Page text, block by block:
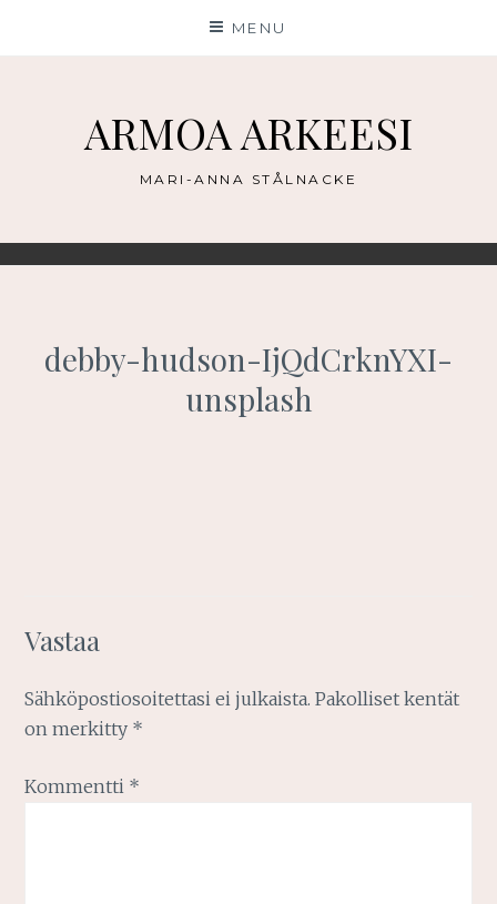
MENU
ARMOA ARKEESI
MARI-ANNA STÅLNACKE
debby-hudson-IjQdCrknYXI-
unsplash
Vastaa
Sähköpostiosoitettasi ei julkaista. Pakolliset kentät
on merkitty *
Kommentti *